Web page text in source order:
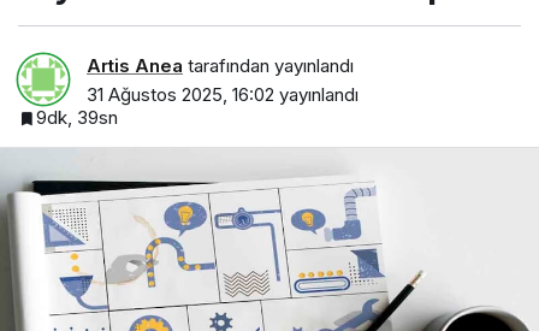
Artis Anea tarafından yayınlandı
31 Ağustos 2025, 16:02 yayınlandı
9dk, 39sn